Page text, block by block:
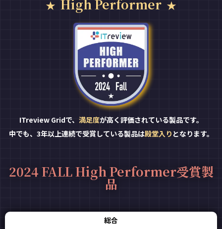
High Performer
ITreview Gridで、 満足度が高く評価されている製品です。
中でも、3年以上連続で受賞している製品は殿堂入り となります。
2024 FALL High Performer受賞製
品
総合